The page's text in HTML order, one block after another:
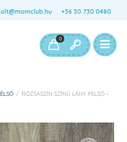
+36 30 730 0480
0
/ RÓZSASZÍN SZÍNŰ LÁNY FELSŐ –